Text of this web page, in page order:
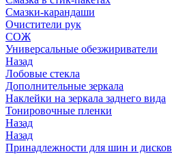
Смазки-карандаши
Очистители рук
СОЖ
Универсальные обезжириватели
Назад
Лобовые стекла
Дополнительные зеркала
Наклейки на зеркала заднего вида
Тонировочные пленки
Назад
Назад
Принадлежности для шин и дисков